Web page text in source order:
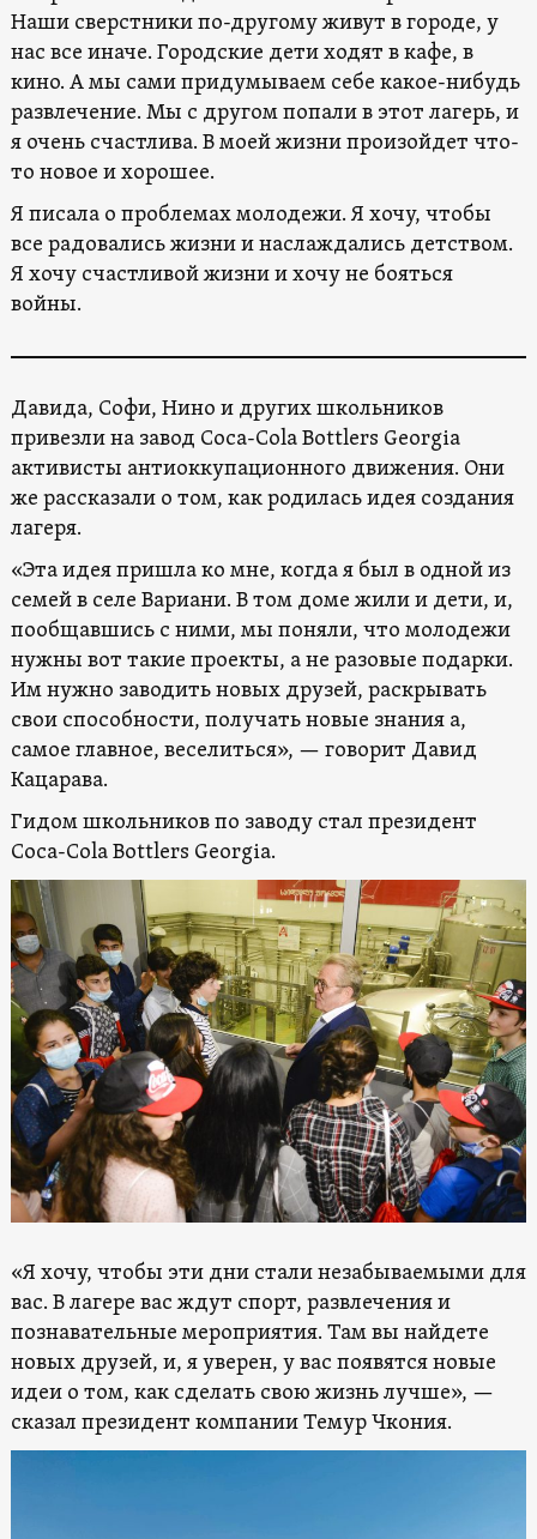
Наши сверстники по-другому живут в городе, у
нас все иначе. Городские дети ходят в кафе, в
кино. А мы сами придумываем себе какое-нибудь
развлечение. Мы с другом попали в этот лагерь, и
я очень счастлива. В моей жизни произойдет что-
то новое и хорошее.
Я писала о проблемах молодежи. Я хочу, чтобы
все радовались жизни и наслаждались детством.
Я хочу счастливой жизни и хочу не бояться
войны.
Давида, Софи, Нино и других школьников
привезли на завод Coca-Cola Bottlers Georgia
активисты антиоккупационного движения. Они
же рассказали о том, как родилась идея создания
лагеря.
«Эта идея пришла ко мне, когда я был в одной из
семей в селе Вариани. В том доме жили и дети, и,
пообщавшись с ними, мы поняли, что молодежи
нужны вот такие проекты, а не разовые подарки.
Им нужно заводить новых друзей, раскрывать
свои способности, получать новые знания а,
самое главное, веселиться», — говорит Давид
Кацарава.
Гидом школьников по заводу стал президент
Coca-Cola Bottlers Georgia.
«Я хочу, чтобы эти дни стали незабываемыми для
вас. В лагере вас ждут спорт, развлечения и
познавательные мероприятия. Там вы найдете
новых друзей, и, я уверен, у вас появятся новые
идеи о том, как сделать свою жизнь лучше», —
сказал президент компании Темур Чкония.